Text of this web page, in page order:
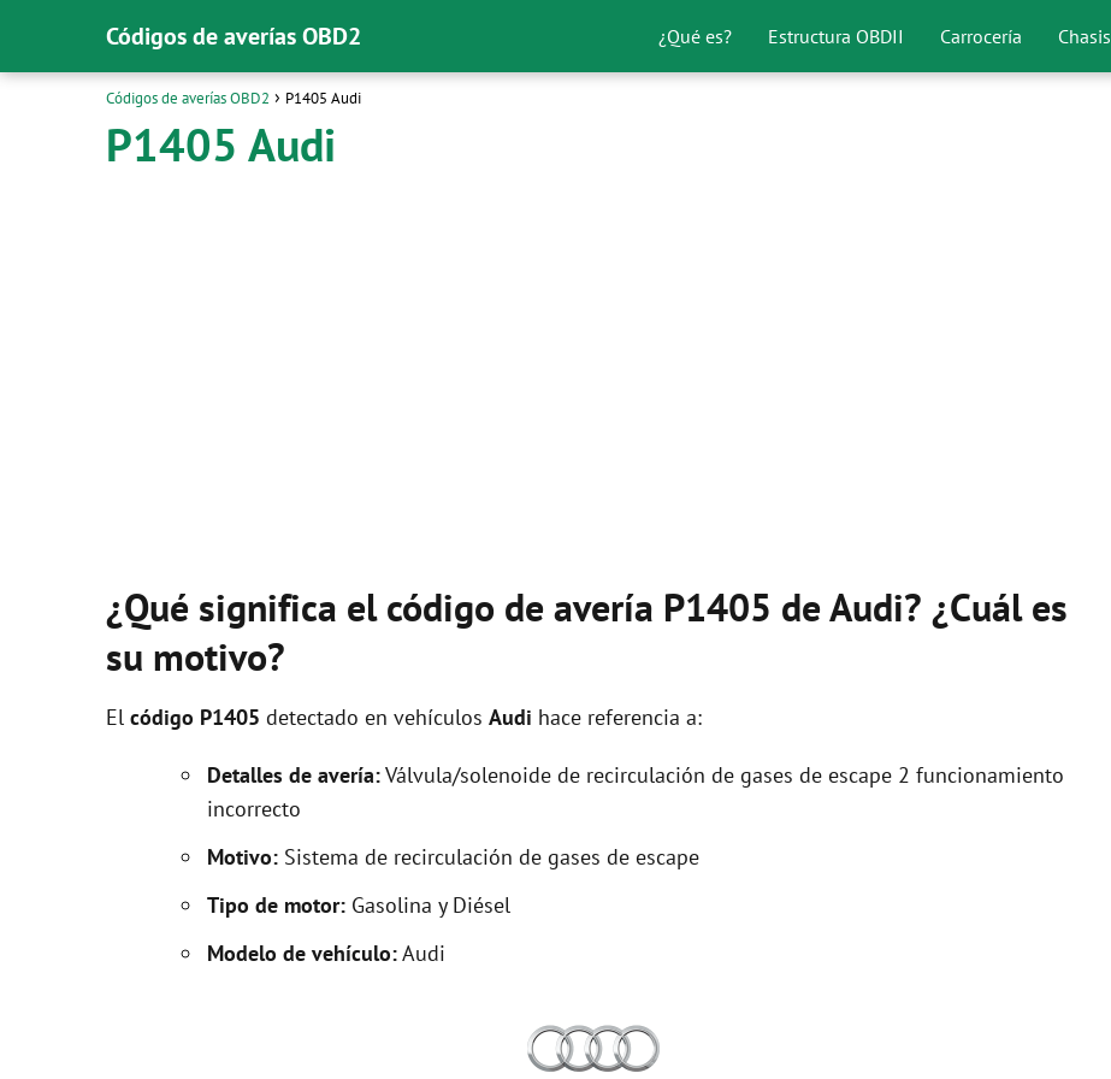
Códigos de averías OBD2 ¿Qué es? Estructura OBDII Carrocería Chasis
Códigos de averías OBD2 P1405 Audi
P1405 Audi
¿Qué significa el código de avería P1405 de Audi? ¿Cuál es
su motivo?
El código P1405 detectado en vehículos Audi hace referencia a:
Detalles de avería:Válvula/solenoide de recirculación de gases de escape 2 funcionamiento
incorrecto
Motivo: Sistema de recirculación de gases de escape
Tipo de motor: Gasolina y Diésel
Modelo de vehículo:Audi